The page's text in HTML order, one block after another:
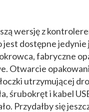
wersję z
dostępne jedynie
fabryczne
Otwarcie
utrzymującej
śrubokręt i kabel
Przydałby się